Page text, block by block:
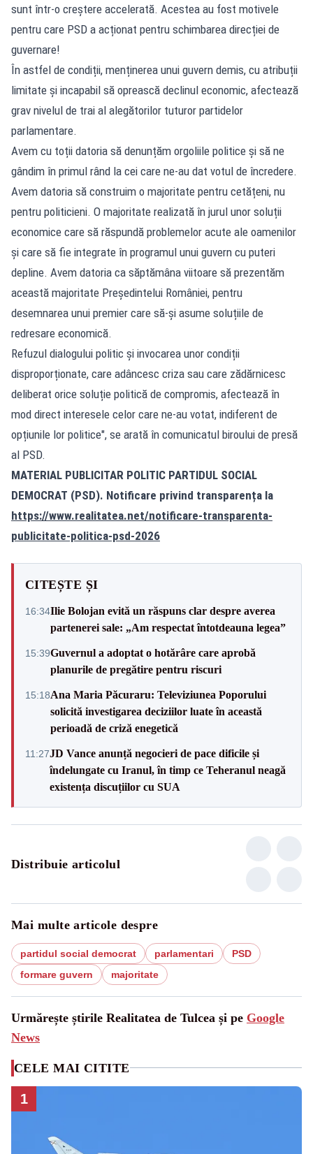
sunt într-o creștere accelerată. Acestea au fost motivele
pentru care PSD a acționat pentru schimbarea direcției de
guvernare!
În astfel de condiții, menținerea unui guvern demis, cu atribuții
limitate și incapabil să oprească declinul economic, afectează
grav nivelul de trai al alegătorilor tuturor partidelor
parlamentare.
Avem cu toții datoria să denunțăm orgoliile politice și să ne
gândim în primul rând la cei care ne-au dat votul de încredere.
Avem datoria să construim o majoritate pentru cetățeni, nu
pentru politicieni. O majoritate realizată în jurul unor soluții
economice care să răspundă problemelor acute ale oamenilor
și care să fie integrate în programul unui guvern cu puteri
depline. Avem datoria ca săptămâna viitoare să prezentăm
această majoritate Președintelui României, pentru
desemnarea unui premier care să-și asume soluțiile de
redresare economică.
Refuzul dialogului politic și invocarea unor condiții
disproporționate, care adâncesc criza sau care zădărnicesc
deliberat orice soluție politică de compromis, afectează în
mod direct interesele celor care ne-au votat, indiferent de
opțiunile lor politice", se arată în comunicatul biroului de presă
al PSD.
MATERIAL PUBLICITAR POLITIC PARTIDUL SOCIAL
DEMOCRAT (PSD). Notificare privind transparența la
https://www.realitatea.net/notificare-transparenta-
publicitate-politica-psd-2026
CITEȘTE ȘI
16:34Ilie Bolojan evită un răspuns clar despre averea
partenerei sale: „Am respectat întotdeauna legea”
15:39Guvernul a adoptat o hotărâre care aprobă
planurile de pregătire pentru riscuri
15:18Ana Maria Păcuraru: Televiziunea Poporului
solicită investigarea deciziilor luate în această
perioadă de criză enegetică
11:27JD Vance anunță negocieri de pace dificile și
îndelungate cu Iranul, în timp ce Teheranul neagă
existența discuțiilor cu SUA
Distribuie articolul
Mai multe articole despre
partidul social democrat parlamentari
PSD
formare guvern
majoritate
Urmărește știrile Realitatea de Tulcea și pe Google
News
CELE MAI CITITE
1